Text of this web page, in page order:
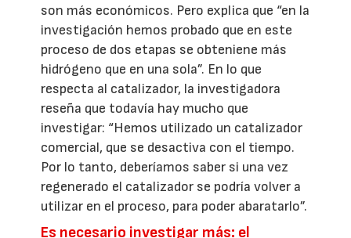
son más económicos. Pero explica que “en la
investigación hemos probado que en este
proceso de dos etapas se obteniene más
hidrógeno que en una sola”. En lo que
respecta al catalizador, la investigadora
reseña que todavía hay mucho que
investigar: “Hemos utilizado un catalizador
comercial, que se desactiva con el tiempo.
Por lo tanto, deberíamos saber si una vez
regenerado el catalizador se podría volver a
utilizar en el proceso, para poder abaratarlo”.
Es necesario investigar más: el